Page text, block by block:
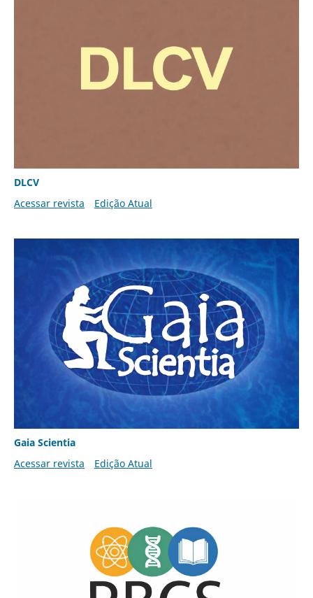
DLCV
Acessar revista
Edição Atual
Gaia Scientia
Acessar revista
Edição Atual